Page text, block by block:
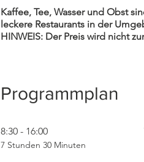
Kaffee, Tee, Wasser und Obst
leckere Restaurants in der
HINWEIS: Der Preis wird nicht
Programmplan
8:30 - 16:00
7 Stunden 30 Minuten